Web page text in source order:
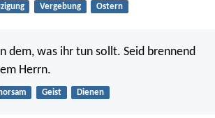
Vergebung Ostern
dem, was ihr tun sollt. Seid brennend
Herrn.
Geist Dienen